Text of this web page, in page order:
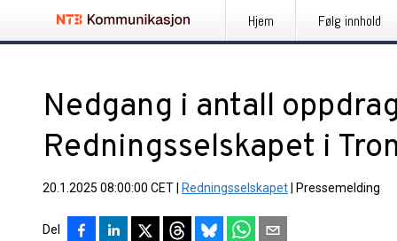
Hjem Følg innhold
Nedgang i antall
Redningsselskapet i
20.1.2025 08:00:00 CET Redningsselskapet Pressemelding
Del